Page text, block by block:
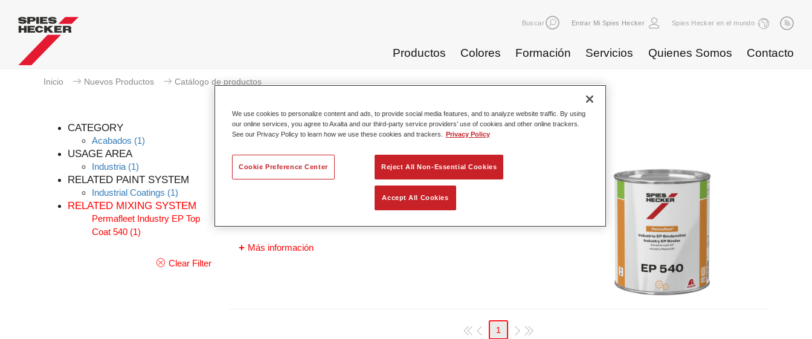
Buscar Entrar Mi Spies Hecker Spies Hecker en el mundo
Productos Colores Formación Servicios Quienes Somos Contacto
Inicio Nuevos Productos Catálogo de productos
CATEGORY
Acabados (1)
USAGE AREA
Industria (1)
RELATED PAINT SYSTEM
Industrial Coatings (1)
RELATED MIXING SYSTEM
Permafleet Industry EP Top
Coat 540 (1)
Clear Filter
Catálogo de productos
Permafleet® Industry EP Binder EP540
35005400
Más información
1
We use cookies to personalize content and ads, to provide social media features, and to analyze website traffic. By using
our online services, you agree to Axalta and our third-party service providers’ use of cookies and other online trackers.
See our Privacy Policy to learn how we use these cookies and trackers.
Privacy Policy
Reject All Non-Essential Cookies
Accept All Cookies
Cookie Preference Center